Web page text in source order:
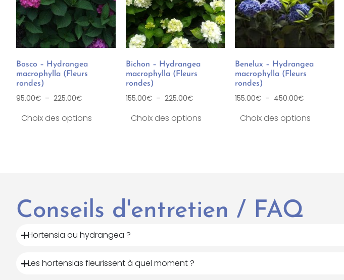
Bosco – Hydrangea
macrophylla (Fleurs
rondes)
95.00€ – 225.00€
Choix des options
Bichon – Hydrangea
macrophylla (Fleurs
rondes)
155.00€ – 225.00€
Choix des options
Benelux – Hydrangea
macrophylla (Fleurs
rondes)
155.00€ – 450.00€
Choix des options
Conseils d'entretien / FAQ
Hortensia ou hydrangea ?
Les hortensias fleurissent à quel moment ?